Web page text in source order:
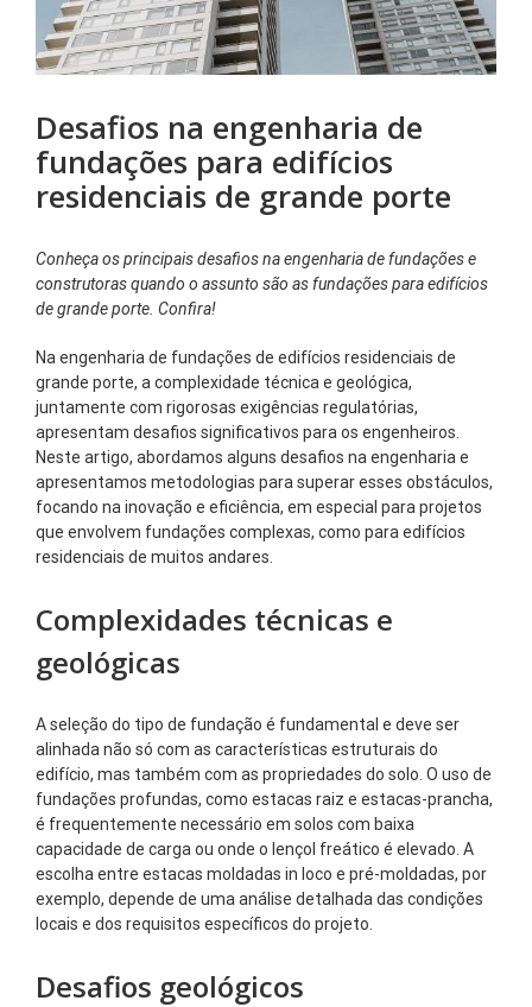
Desafios na engenharia de
fundações para edifícios
residenciais de grande porte
Conheça os principais desafios na engenharia de fundaçõese
construtoras quando o assunto são as fundações para edifícios
de grande porte. Confira!
Na engenharia de fundações de edifícios residenciais de
grande porte, a complexidade técnica e geológica,
juntamente com rigorosas exigências regulatórias,
apresentam desafios significativos para os engenheiros.
Neste artigo, abordamos alguns desafios na engenharia e
apresentamos metodologias para superar esses obstáculos,
focando na inovação e eficiência, em especial para projetos
que envolvem fundações complexas, como para edifícios
residenciais de muitos andares.
Complexidades técnicas e
geológicas
A seleção do tipo de fundação é fundamental e deve ser
alinhada não só com as características estruturais do
edifício, mas também com as propriedades do solo. O uso de
fundações profundas, como estacas raiz e estacas-prancha,
é frequentemente necessário em solos com baixa
capacidade de carga ou onde o lençol freático é elevado. A
escolha entre estacas moldadas in loco e pré-moldadas, por
exemplo, depende de uma análise detalhada das condições
locais e dos requisitos específicos do projeto.
Desafios geológicos